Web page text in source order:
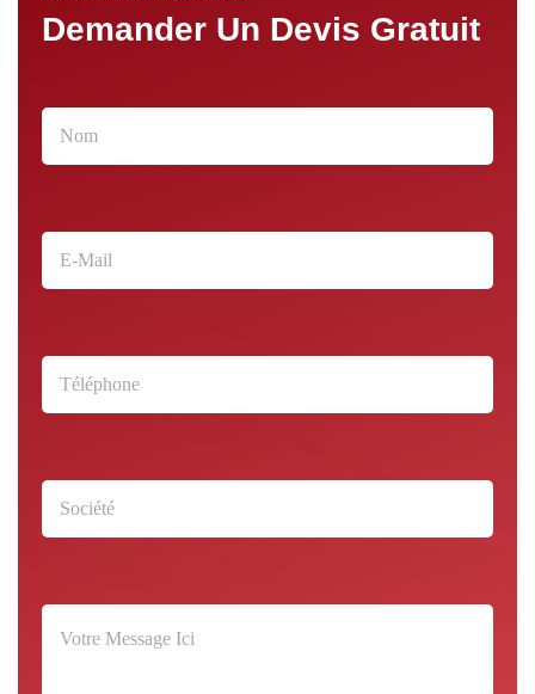
Demander Un Devis Gratuit